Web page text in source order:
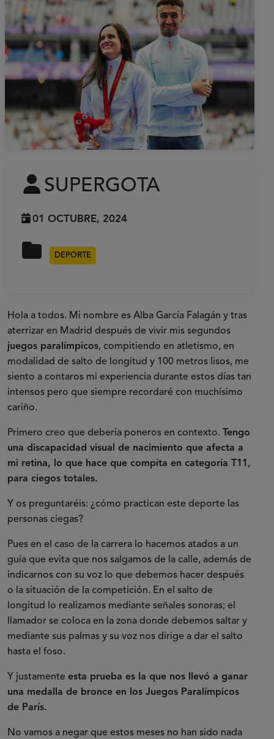
SUPERGOTA
01 OCTUBRE, 2024
DEPORTE
Hola a todos. Mi nombre es Alba García Falagán y tras
aterrizar en Madrid después de vivir mis segundos
juegos paralímpicos, compitiendo en atletismo, en
modalidad de salto de longitud y 100 metros lisos, me
siento a contaros mi experiencia durante estos días tan
intensos pero que siempre recordaré con muchísimo
cariño.
Primero creo que debería poneros en contexto. Tengo
una discapacidad visual de nacimiento que afecta a
mi retina, lo que hace que compita en categoría T11,
para ciegos totales.
Y os preguntaréis: ¿cómo practican este deporte las
personas ciegas?
Pues en el caso de la carrera lo hacemos atados a un
guía que evita que nos salgamos de la calle, además de
indicarnos con su voz lo que debemos hacer después
o la situación de la competición. En el salto de
longitud lo realizamos mediante señales sonoras; el
llamador se coloca en la zona donde debemos saltar y
mediante sus palmas y su voz nos dirige a dar el salto
hasta el foso.
Y justamente esta prueba es la que nos llevó a ganar
una medalla de bronce en los Juegos Paralímpicos
de París.
No vamos a negar que estos meses no han sido nada